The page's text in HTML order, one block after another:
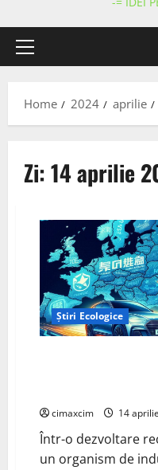
Primary
Home 2024 aprilie
Zi:14 aprilie
Știri Ecologice
cimaxcim 14
Într-o dezvoltare
un organism de